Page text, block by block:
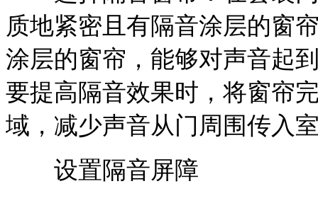
质地紧密且有隔音涂层的窗
涂层的窗帘，能够对声音起
要提高隔音效果时，将窗帘
域，减少声音从门周围传入
设置隔音屏障